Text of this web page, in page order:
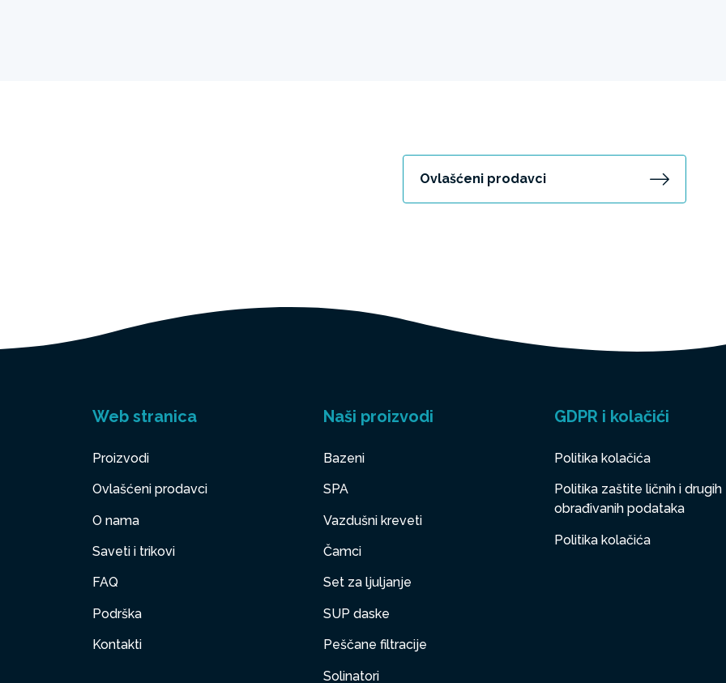
Ovlašćeni prodavci
Web stranica
Proizvodi
Ovlašćeni prodavci
O nama
Saveti i trikovi
FAQ
Podrška
Kontakti
Naši proizvodi
Bazeni
SPA
Vazdušni kreveti
Čamci
Set za ljuljanje
SUP daske
Peščane filtracije
Solinatori
GDPR i kolačići
Politika kolačića
Politika zaštite ličnih i drugih
obrađivanih podataka
Politika kolačića